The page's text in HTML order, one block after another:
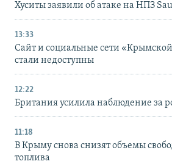
Хуситы заявили об атаке на НПЗ
13:33
Сайт и социальные сети
стали недоступны
12:22
Британия усилила наблюдение за
11:18
В Крыму снова снизят объемы
топлива